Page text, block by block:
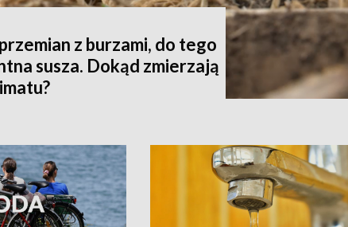
z burzami, do tego
susza. Dokąd zmierzają